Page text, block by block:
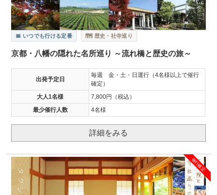
📅 いつでも行ける定番 🗺️ 歴史・社寺巡り
京都・八幡の隠れた名所巡り ～流れ橋と歴史の旅～
出発予定日
毎週 金・土・日運行（4名様以上で催行
確定）
大人1名様
7,800円（税込）
最少催行人数
4名様
詳細をみる
催行確定